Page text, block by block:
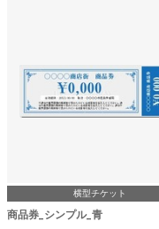
横型チケット
商品券_シンプル_青